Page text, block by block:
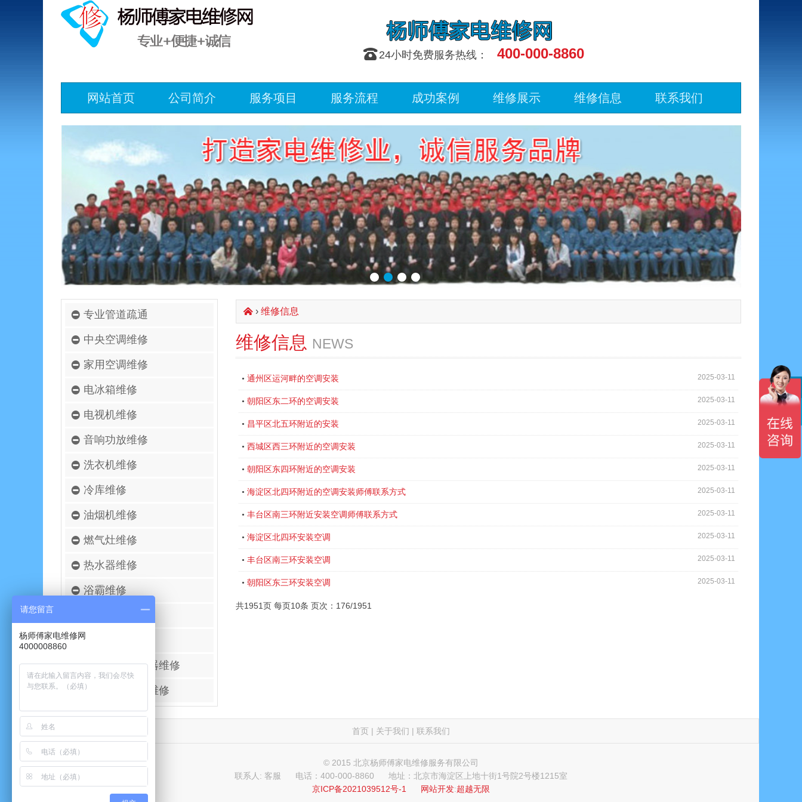
󰇯 24小时免费服务热线： 400-000-8860
网站首页 公司简介 服务项目 服务流程 成功案例 维修展示 维修信息 联系我们
专业管道疏通
中央空调维修
家用空调维修
电冰箱维修
电视机维修
音响功放维修
洗衣机维修
冷库维修
油烟机维修
燃气灶维修
热水器维修
浴霸维修
壁挂炉维修
进口空气净化器维修
太阳能热水器维修
󰄫› 维修信息
维修信息 NEWS
• 通州区运河畔的空调安装 2025-03-11
• 朝阳区东二环的空调安装 2025-03-11
• 昌平区北五环附近的安装 2025-03-11
• 西城区西三环附近的空调安装 2025-03-11
• 朝阳区东四环附近的空调安装 2025-03-11
• 海淀区北四环附近的空调安装师傅联系方式 2025-03-11
• 丰台区南三环附近安装空调师傅联系方式 2025-03-11
• 海淀区北四环安装空调 2025-03-11
• 丰台区南三环安装空调 2025-03-11
• 朝阳区东三环安装空调 2025-03-11
共1951页 每页10条 页次：176/1951
首页 | 关于我们 | 联系我们
© 2015 北京杨师傅家电维修服务有限公司
联系人: 客服
电话：400-000-8860
地址：北京市海淀区上地十街1号院2号楼1215室
京ICP备2021039512号-1
网站开发:超越无限
请您留言
杨师傅家电维修网
4000008860